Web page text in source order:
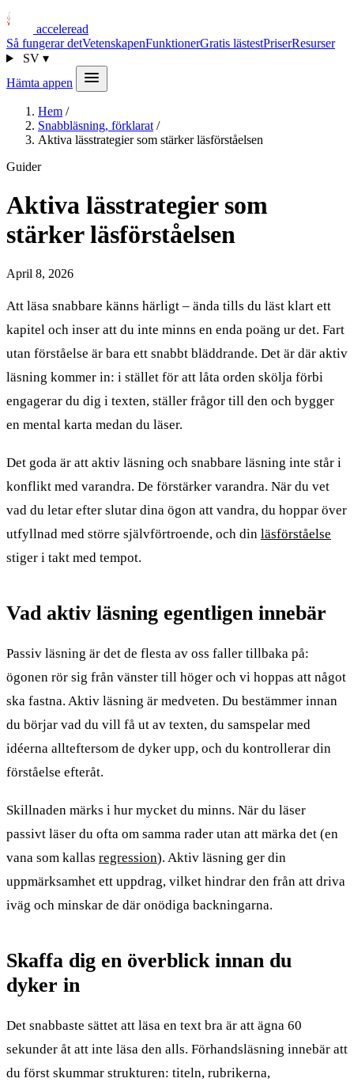
acceleread
Så fungerar detVetenskapenFunktionerGratis lästestPriserResurser
SV ▾
Hämta appen
Hem /
Snabbläsning, förklarat /
Aktiva lässtrategier som stärker läsförståelsen
Guider
Aktiva lässtrategier som
stärker läsförståelsen
April 8, 2026
Att läsa snabbare känns härligt – ända tills du läst klart ett
kapitel och inser att du inte minns en enda poäng ur det. Fart
utan förståelse är bara ett snabbt bläddrande. Det är där aktiv
läsning kommer in: i stället för att låta orden skölja förbi
engagerar du dig i texten, ställer frågor till den och bygger
en mental karta medan du läser.
Det goda är att aktiv läsning och snabbare läsning inte står i
konflikt med varandra. De förstärker varandra. När du vet
vad du letar efter slutar dina ögon att vandra, du hoppar över
utfyllnad med större självförtroende, och din läsförståelse
stiger i takt med tempot.
Vad aktiv läsning egentligen innebär
Passiv läsning är det de flesta av oss faller tillbaka på:
ögonen rör sig från vänster till höger och vi hoppas att något
ska fastna. Aktiv läsning är medveten. Du bestämmer innan
du börjar vad du vill få ut av texten, du samspelar med
idéerna allteftersom de dyker upp, och du kontrollerar din
förståelse efteråt.
Skillnaden märks i hur mycket du minns. När du läser
passivt läser du ofta om samma rader utan att märka det (en
vana som kallas regression). Aktiv läsning ger din
uppmärksamhet ett uppdrag, vilket hindrar den från att driva
iväg och minskar de där onödiga backningarna.
Skaffa dig en överblick innan du
dyker in
Det snabbaste sättet att läsa en text bra är att ägna 60
sekunder åt att inte läsa den alls. Förhandsläsning innebär att
du först skummar strukturen: titeln, rubrikerna,